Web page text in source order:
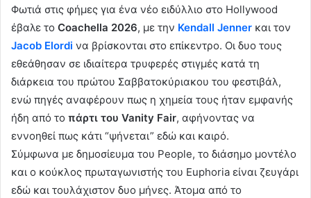
Φωτιά στις φήμες για ένα νέο ειδύλλιο στο Hollywood
έβαλε το Coachella 2026, με την Kendall Jenner και τον
Jacob Elordi να βρίσκονται στο επίκεντρο. Οι δυο τους
εθεάθησαν σε ιδιαίτερα τρυφερές στιγμές κατά τη
διάρκεια του πρώτου Σαββατοκύριακου του φεστιβάλ,
ενώ πηγές αναφέρουν πως η χημεία τους ήταν εμφανής
ήδη από το πάρτι του Vanity Fair, αφήνοντας να
εννοηθεί πως κάτι “ψήνεται” εδώ και καιρό.
Σύμφωνα με δημοσίευμα του People, το διάσημο μοντέλο
και ο κούκλος πρωταγωνιστής του Euphoria είναι ζευγάρι
εδώ και τουλάχιστον δυο μήνες. Άτομα από το